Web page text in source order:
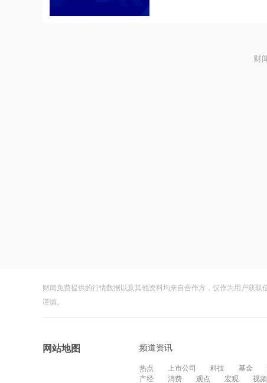
财
财闻免费提供的行情数据以及其他资料均来自合作方，仅作为用户获
谨慎。
网站地图 频道资讯
热点 上市公司 科技 基金
产经
消费 观点 宏观 视频